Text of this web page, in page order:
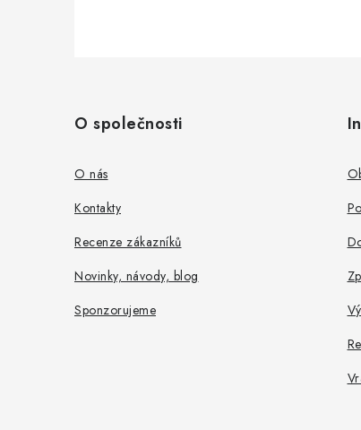
O společnosti
O nás
Kontakty
Recenze zákazníků
Novinky, návody, blog
Sponzorujeme